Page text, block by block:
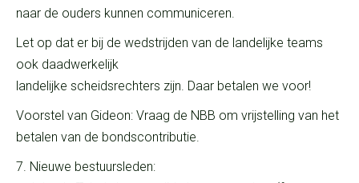
naar de ouders kunnen communiceren.
Let op dat er bij de wedstrijden van de landelijke teams
ook daadwerkelijk
landelijke scheidsrechters zijn. Daar betalen we voor!
Voorstel van Gideon: Vraag de NBB om vrijstelling van het
betalen van de bondscontributie.
7. Nieuwe bestuursleden: